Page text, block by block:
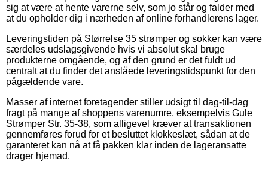
sig at være at hente varerne selv, som jo står og falder med
at du opholder dig i nærheden af online forhandlerens lager.
Leveringstiden på Størrelse 35 strømper og sokker kan være
særdeles udslagsgivende hvis vi absolut skal bruge
produkterne omgående, og af den grund er det fuldt ud
centralt at du finder det anslåede leveringstidspunkt for den
pågældende vare.
Masser af internet foretagender stiller udsigt til dag-til-dag
fragt på mange af shoppens varenumre, eksempelvis Gule
Strømper Str. 35-38, som alligevel kræver at transaktionen
gennemføres forud for et besluttet klokkeslæt, sådan at de
garanteret kan nå at få pakken klar inden de lageransatte
drager hjemad.